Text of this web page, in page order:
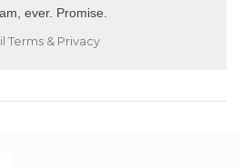
ever. Promise.
Terms& Privacy